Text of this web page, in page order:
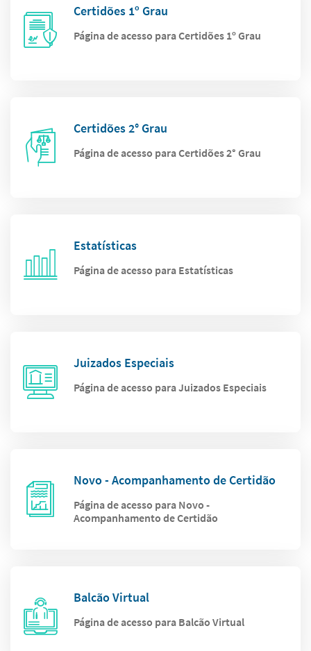
Certidões 1º Grau
Página de acesso para Certidões 1º Grau
Certidões 2° Grau
Página de acesso para Certidões 2° Grau
Estatísticas
Página de acesso para Estatísticas
Juizados Especiais
Página de acesso para Juizados Especiais
Novo - Acompanhamento de Certidão
Página de acesso para Novo -
Acompanhamento de Certidão
Balcão Virtual
Página de acesso para Balcão Virtual